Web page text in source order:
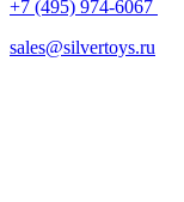
+7 (495) 974-6067
sales@silvertoys.ru